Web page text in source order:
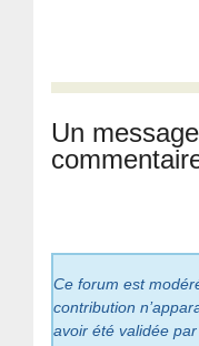
Un
Ce forum est
contribution
avoir été validée